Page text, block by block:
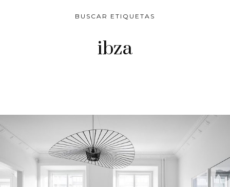
BUSCAR ETIQUETAS
ibza